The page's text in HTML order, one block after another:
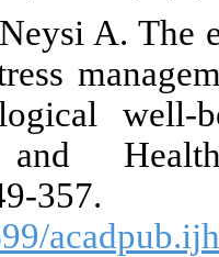
30. Zaeri S,
behavioral
and
[